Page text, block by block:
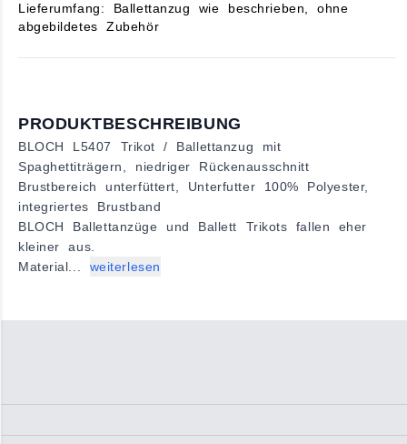
Lieferumfang: Ballettanzug wie beschrieben, ohne
abgebildetes Zubehör
PRODUKTBESCHREIBUNG
BLOCH L5407 Trikot / Ballettanzug mit
Spaghettiträgern, niedriger Rückenausschnitt
Brustbereich unterfüttert, Unterfutter 100% Polyester,
integriertes Brustband
BLOCH Ballettanzüge und Ballett Trikots fallen eher
kleiner aus.
Material... weiterlesen